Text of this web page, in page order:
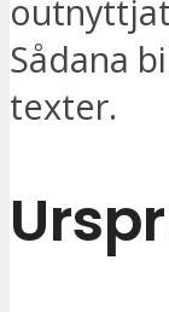
Sådana
texter.